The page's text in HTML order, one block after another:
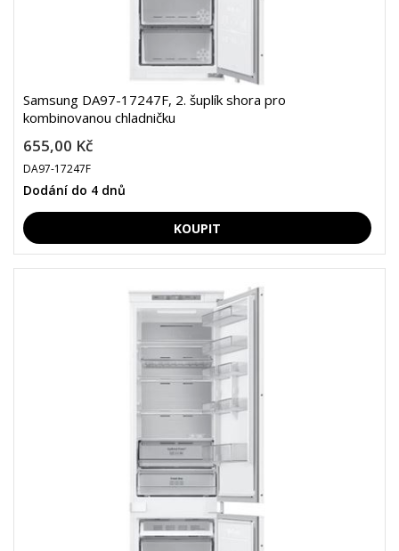
Samsung DA97-17247F, 2. šuplík shora pro
kombinovanou chladničku
655,00 Kč
DA97-17247F
Dodání do 4 dnů